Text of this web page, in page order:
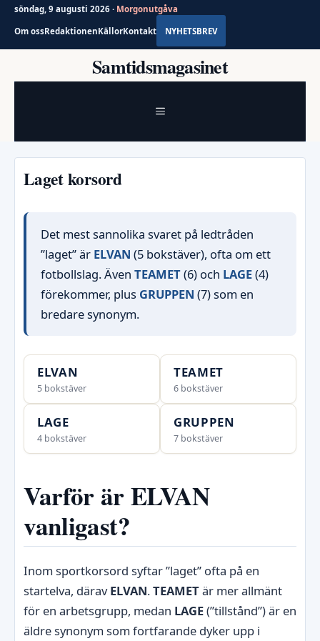
söndag, 9 augusti 2026 · Morgonutgåva
Om ossRedaktionenKällorKontakt NYHETSBREV
Samtidsmagasinet
MENY
Laget korsord
Det mest sannolika svaret på ledtråden
”laget” är ELVAN (5 bokstäver), ofta om ett
fotbollslag. Även TEAMET(6) och LAGE(4)
förekommer, plus GRUPPEN (7) som en
bredare synonym.
ELVAN
5 bokstäver
TEAMET
6 bokstäver
LAGE
4 bokstäver
GRUPPEN
7 bokstäver
Varför är ELVAN
vanligast?
Inom sportkorsord syftar ”laget” ofta på en
startelva, däravELVAN.TEAMETär mer allmänt
för en arbetsgrupp, medan LAGE(”tillstånd”) är en
äldre synonym som fortfarande dyker upp i